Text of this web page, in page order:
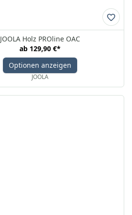
JOOLA Holz PROline OAC
ab 129,90 €*
Optionen anzeigen
JOOLA